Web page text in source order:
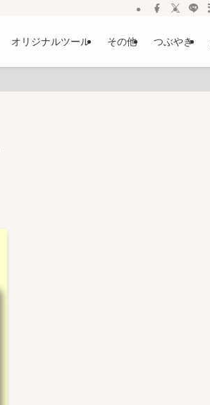
オリジナルツール その他 つぶやき